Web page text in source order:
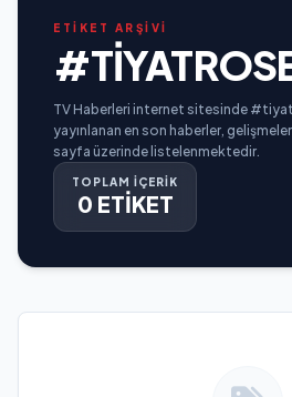
ETİKET ARŞİVİ
TV Haberleri internet sitesinde
yayınlanan en son haberler,
sayfa üzerinde listelenmektedir.
TOPLAM İÇERİK
0 ETİKET